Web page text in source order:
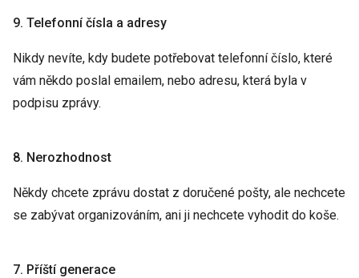
9. Telefonní čísla a adresy
Nikdy nevíte, kdy budete potřebovat telefonní číslo, které
vám někdo poslal emailem, nebo adresu, která byla v
podpisu zprávy.
8. Nerozhodnost
Někdy chcete zprávu dostat z doručené pošty, ale nechcete
se zabývat organizováním, ani ji nechcete vyhodit do koše.
7. Příští generace